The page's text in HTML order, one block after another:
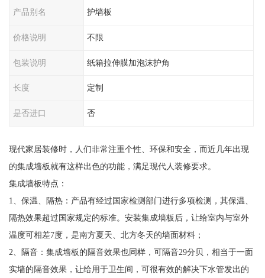
产品别名 护墙板
价格说明 不限
包装说明 纸箱拉伸膜加泡沫护角
长度 定制
是否进口 否
现代家居装修时，人们非常注重个性、环保和安全，而近几年出现
的集成墙板就有这样出色的功能，满足现代人装修要求。
集成墙板特点：
1、保温、隔热：产品有经过国家检测部门进行多项检测，其保温、
隔热效果超过国家规定的标准。安装集成墙板后，让给室内与室外
温度可相差7度，是南方夏天、北方冬天的墙面材料；
2、隔音：集成墙板的隔音效果也同样，可隔音29分贝，相当于一面
实墙的隔音效果，让给用于卫生间，可很有效的解决下水管发出的